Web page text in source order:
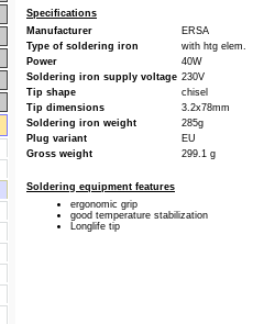
Specifications
Manufacturer
ERSA
Type of soldering iron
with htg elem.
Power
40W
Soldering iron supply voltage 230V
Tip shape
chisel
Tip dimensions
3.2x78mm
Soldering iron weight
285g
Plug variant
EU
Gross weight
299.1 g
Soldering equipment features
ergonomic grip
good temperature stabilization
Longlife tip